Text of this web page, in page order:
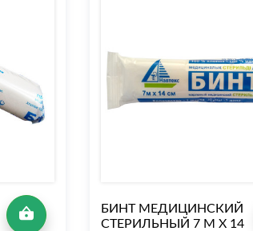
БИНТ МЕДИЦИНСКИЙ
СТЕРИЛЬНЫЙ 7 М Х 14